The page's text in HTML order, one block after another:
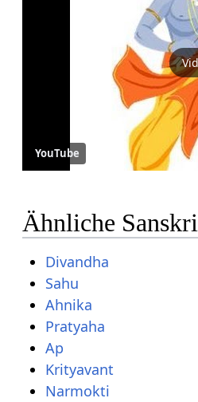
YouTube
Ähnliche
Divandha
Sahu
Ahnika
Pratyaha
Ap
Krityavant
Narmokti